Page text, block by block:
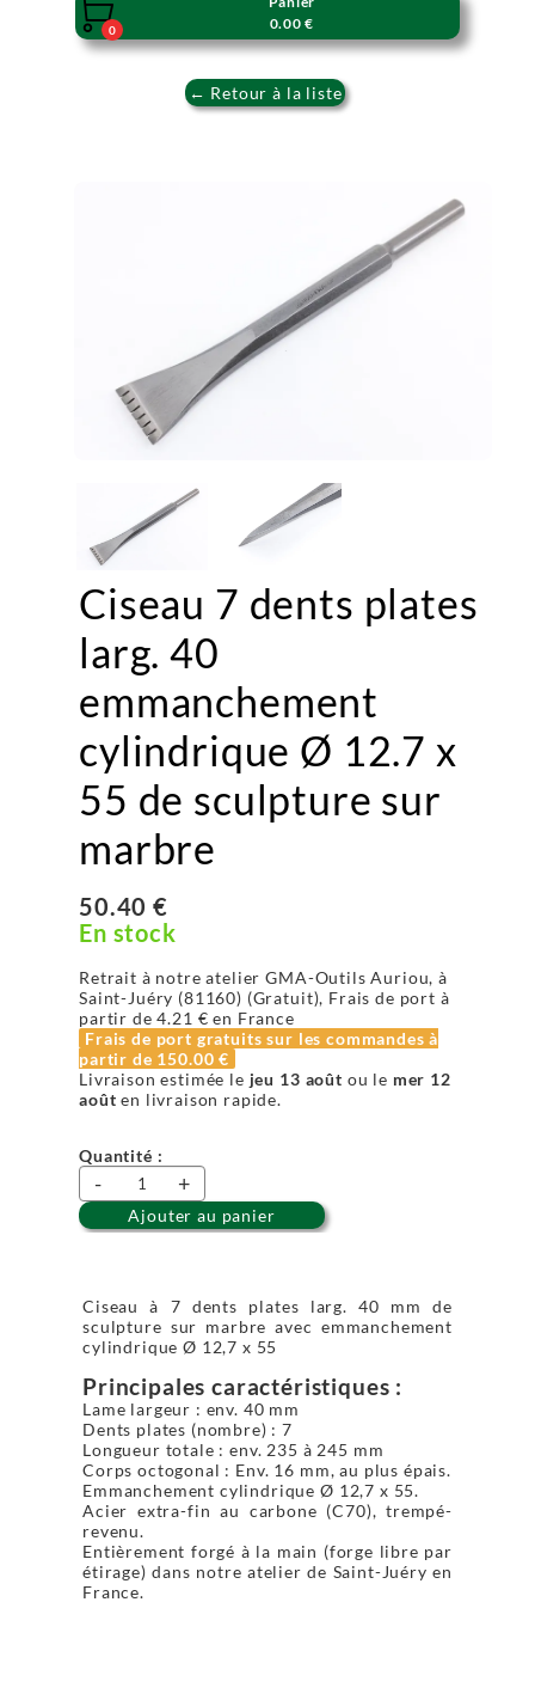

0
0.00 €
← Retour à la liste
Ciseau 7 dents plates
larg. 40
emmanchement
cylindrique Ø 12.7 x
55 de sculpture sur
marbre
50.40 €
En stock
Retrait à notre atelier GMA-Outils Auriou, à
Saint-Juéry (81160) (Gratuit), Frais de port à
partir de4.21 € en France
Frais de port gratuits sur les commandes à
partir de 150.00 €
Livraison estimée le jeu 13 août ou le mer 12
août en livraison rapide.
Quantité :
- +
Ajouter au panier
Ciseau à 7 dents plates larg. 40 mm de
sculpture sur marbre avec emmanchement
cylindrique Ø 12,7 x 55
Principales caractéristiques :
Lame largeur : env. 40 mm
Dents plates (nombre) : 7
Longueur totale : env. 235 à 245 mm
Corps octogonal : Env. 16 mm, au plus épais.
Emmanchement cylindrique Ø 12,7 x 55.
Acier extra-fin au carbone (C70), trempé-
revenu.
Entièrement forgé à la main (forge libre par
étirage) dans notre atelier de Saint-Juéry en
France.